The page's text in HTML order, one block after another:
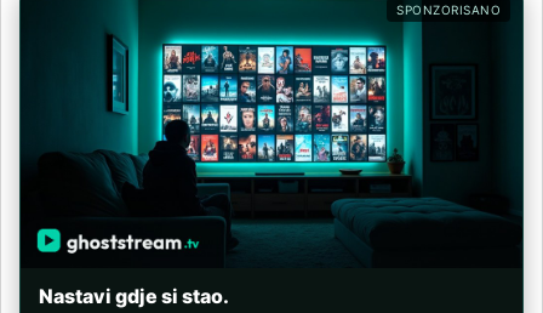
SPONZORISANO
Nastavi gdje si stao.